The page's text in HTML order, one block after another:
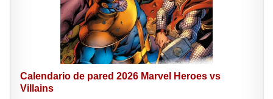
Calendario de pared 2026 Marvel Heroes vs
Villains